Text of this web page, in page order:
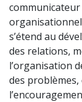
s’étend au
des relations,
l’organisation
des